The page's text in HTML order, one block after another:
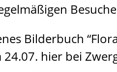
Bilderbuch
24.07. hier bei